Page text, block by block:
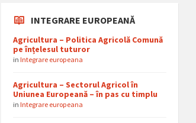
INTEGRARE EUROPEANĂ
Agricultura – Politica Agricolă Comună
pe înțelesul tuturor
inIntegrare europeana
Agricultura – Sectorul Agricol în
Uniunea Europeană – în pas cu timplu
inIntegrare europeana